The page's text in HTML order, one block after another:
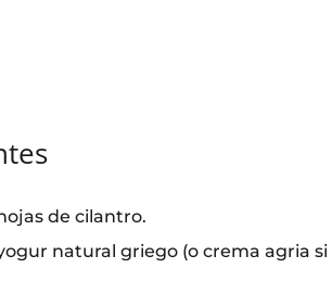
de cilantro.
natural griego (o crema agria si